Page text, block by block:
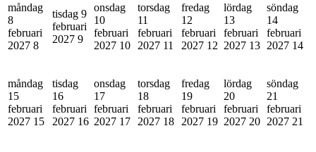
måndag
8
februari
2027 8
tisdag 9
februari
2027 9
onsdag
10
februari
2027 10
torsdag
11
februari
2027 11
fredag
12
februari
2027 12
lördag
13
februari
2027 13
söndag
14
februari
2027 14
måndag
15
februari
2027 15
tisdag
16
februari
2027 16
onsdag
17
februari
2027 17
torsdag
18
februari
2027 18
fredag
19
februari
2027 19
lördag
20
februari
2027 20
söndag
21
februari
2027 21